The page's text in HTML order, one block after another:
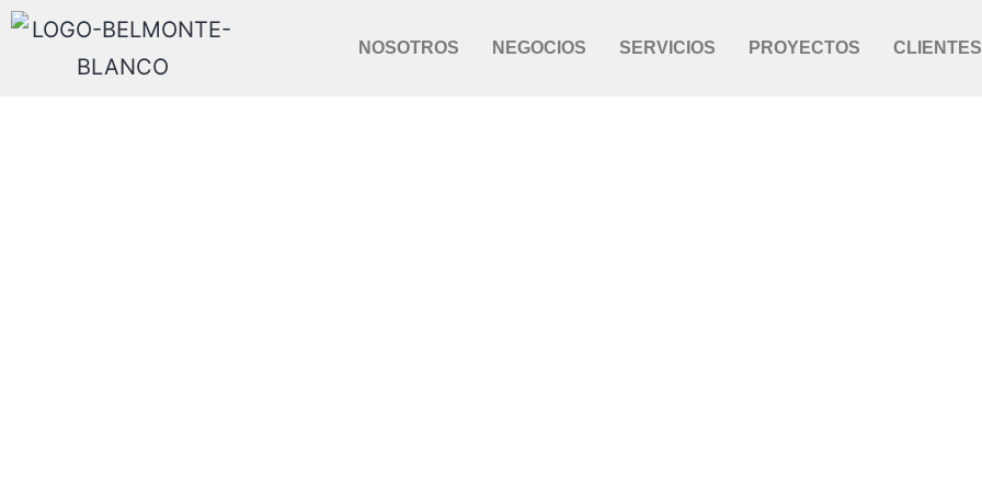
NOSOTROS NEGOCIOS SERVICIOS PROYECTOS CLIENTES